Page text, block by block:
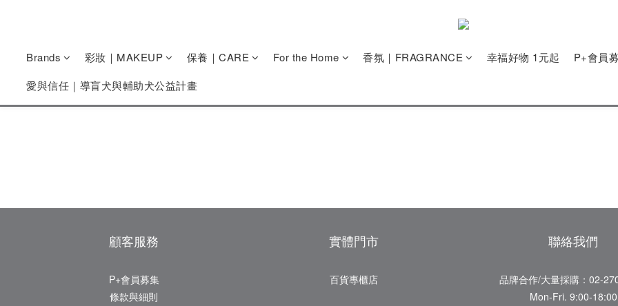
Brands 彩妝｜MAKEUP 保養｜CARE For the Home 香氛｜FRAGRANCE 幸福好物 1元起 P+會員
愛與信任｜導盲犬與輔助犬公益計畫
顧客服務
P+會員募集
條款與細則
實體門市
百貨專櫃店
聯絡我們
品牌合作/大量採購：02-
Mon-Fri. 9:00-18:00